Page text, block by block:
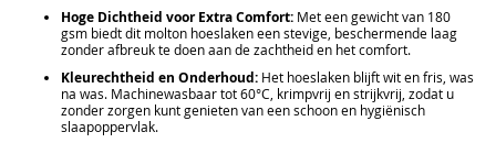
Hoge Dichtheid voor Extra Comfort: Met een gewicht van 180
gsm biedt dit molton hoeslaken een stevige, beschermende laag
zonder afbreuk te doen aan de zachtheid en het comfort.
Kleurechtheid en Onderhoud: Het hoeslaken blijft wit en fris, was
na was. Machinewasbaar tot 60°C, krimpvrij en strijkvrij, zodat u
zonder zorgen kunt genieten van een schoon en hygiënisch
slaapoppervlak.